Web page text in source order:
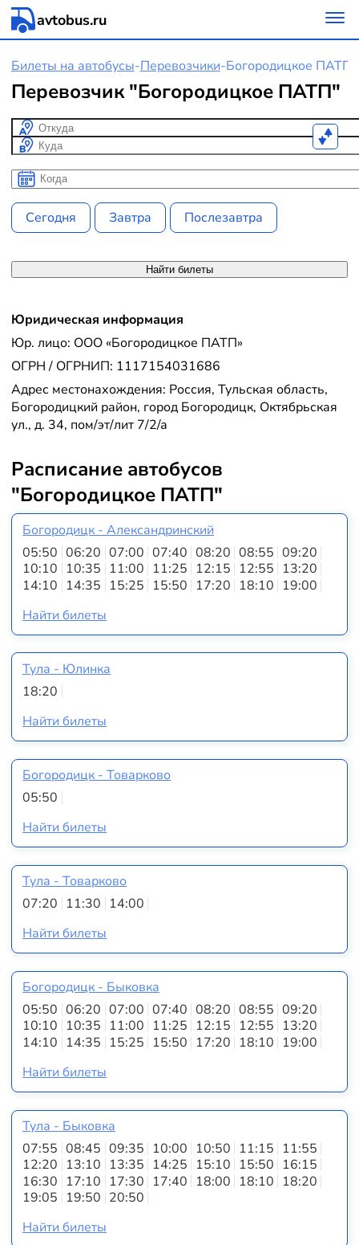
avtobus.ru
Билеты на автобусы-Перевозчики-Богородицкое ПАТП
Перевозчик "Богородицкое ПАТП"
Откуда
Куда
Когда
Когда
Сегодня Завтра Послезавтра
Найти билеты
Юридическая информация
Юр. лицо: ООО «Богородицкое ПАТП»
ОГРН / ОГРНИП: 1117154031686
Адрес местонахождения: Россия, Тульская область,
Богородицкий район, город Богородицк, Октябрьская
ул., д. 34, пом/эт/лит 7/2/а
Расписание автобусов
"Богородицкое ПАТП"
Богородицк - Александринский
05:50 06:20 07:00 07:40 08:20 08:55 09:20
10:10 10:35 11:00 11:25 12:15 12:55 13:20
14:10 14:35 15:25 15:50 17:20 18:10 19:00
Найти билеты
Тула - Юлинка
18:20
Найти билеты
Богородицк - Товарково
05:50
Найти билеты
Тула - Товарково
07:20 11:30 14:00
Найти билеты
Богородицк - Быковка
05:50 06:20 07:00 07:40 08:20 08:55 09:20
10:10 10:35 11:00 11:25 12:15 12:55 13:20
14:10 14:35 15:25 15:50 17:20 18:10 19:00
Найти билеты
Тула - Быковка
07:55 08:45 09:35 10:00 10:50 11:15 11:55
12:20 13:10 13:35 14:25 15:10 15:50 16:15
16:30 17:10 17:30 17:40 18:00 18:10 18:20
19:05 19:50 20:50
Найти билеты